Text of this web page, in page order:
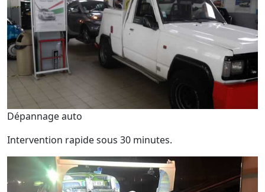
Dépannage auto
Intervention rapide sous 30 minutes.